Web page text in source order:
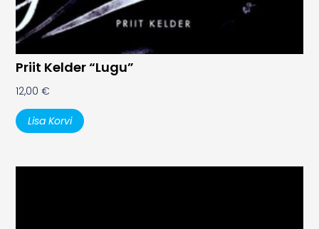
Priit Kelder “Lugu”
12,00€
Lisa Korvi